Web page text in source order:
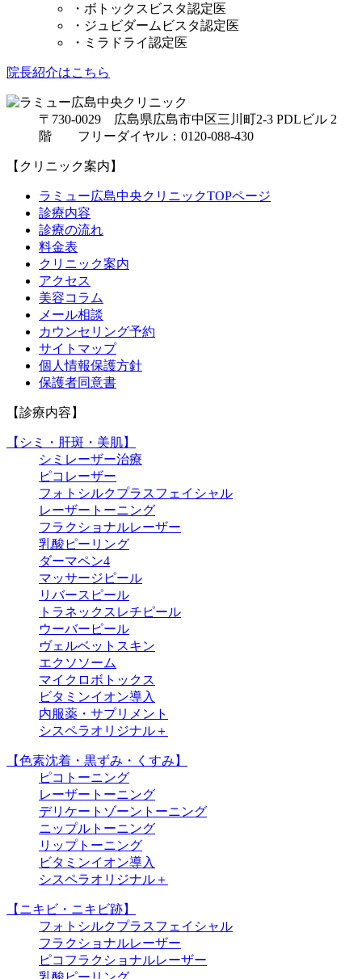
・ボトックスビスタ認定医
・ジュビダームビスタ認定医
・ミラドライ認定医
院長紹介はこちら
〒730-0029 広島県広島市中区三川町2-3 PDLビル 2
階 フリーダイヤル：0120-088-430
【クリニック案内】
ラミュー広島中央クリニックTOPページ
診療内容
診療の流れ
料金表
クリニック案内
アクセス
美容コラム
メール相談
カウンセリング予約
サイトマップ
個人情報保護方針
保護者同意書
【診療内容】
【シミ・肝斑・美肌】
シミレーザー治療
ピコレーザー
フォトシルクプラスフェイシャル
レーザートーニング
フラクショナルレーザー
乳酸ピーリング
ダーマペン4
マッサージピール
リバースピール
トラネックスレチピール
ウーバーピール
ヴェルベットスキン
エクソソーム
マイクロボトックス
ビタミンイオン導入
内服薬・サプリメント
シスペラオリジナル＋
【色素沈着・黒ずみ・くすみ】
ピコトーニング
レーザートーニング
デリケートゾーントーニング
ニップルトーニング
リップトーニング
ビタミンイオン導入
シスペラオリジナル＋
【ニキビ・ニキビ跡】
フォトシルクプラスフェイシャル
フラクショナルレーザー
ピコフラクショナルレーザー